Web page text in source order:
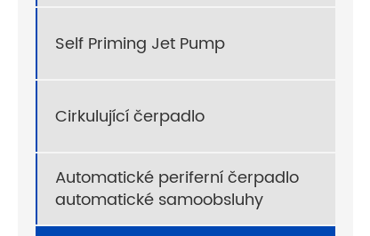
Self Priming Jet Pump
Cirkulující čerpadlo
Automatické periferní čerpadlo
automatické samoobsluhy